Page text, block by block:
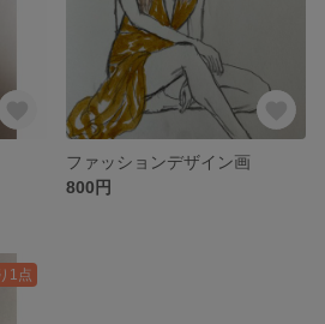
ファッションデザイン画
800円
1点